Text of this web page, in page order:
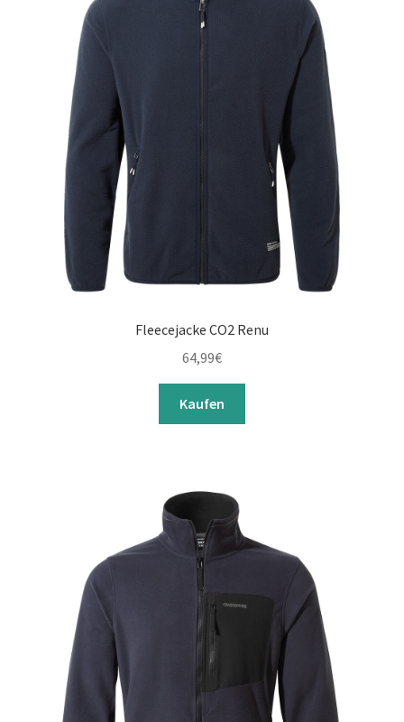
Fleecejacke CO2 Renu
64,99€
Kaufen